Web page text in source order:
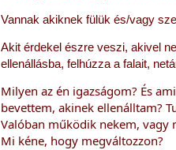
Vannak akiknek fülük és/vagy
Akit érdekel észre veszi, akivel
ellenállásba, felhúzza a falait,
Milyen az én igazságom? És
bevettem, akinek ellenálltam?
Valóban működik nekem, vagy
Mi kéne, hogy megváltozzon?